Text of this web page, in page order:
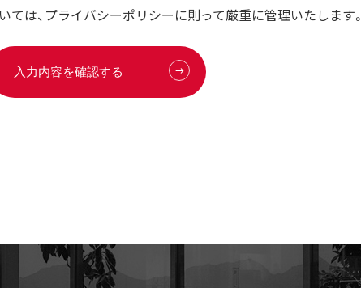
は、プライバシーポリシーに則って厳重に管理いたします。